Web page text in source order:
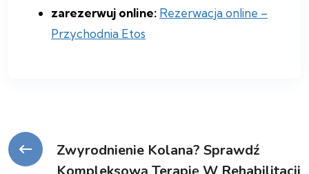
zarezerwuj online: Rezerwacja online –
Przychodnia Etos
Zwyrodnienie Kolana? Sprawdź